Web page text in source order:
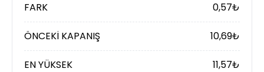
FARK 0,57₺
ÖNCEKİ KAPANIŞ 10,69₺
EN YÜKSEK 11,57₺